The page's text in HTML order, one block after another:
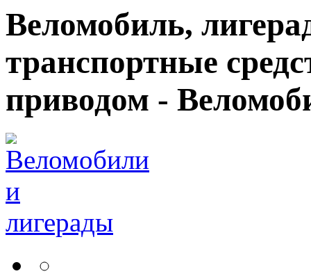
Веломобиль,
транспортные
приводом -